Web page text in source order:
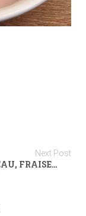
Next Post
MAQUEREAU, FRAISES ET ASPERGES D'ALSACE